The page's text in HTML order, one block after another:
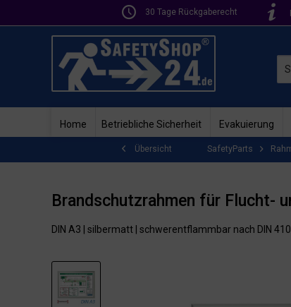
30 Tage Rückgaberecht
Home Betriebliche Sicherheit Evakuierung
Übersicht SafetyParts
Brandschutzrahmen für Flucht-
DIN A3 | silbermatt | schwerentflammbar nach DIN